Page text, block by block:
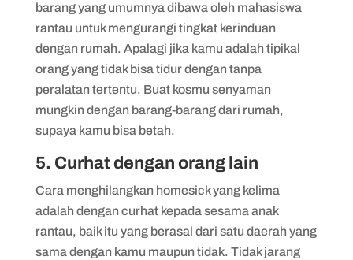
barang yang umumnya dibawa oleh mahasiswa
rantau untuk mengurangi tingkat kerinduan
dengan rumah. Apalagi jika kamu adalah tipikal
orang yang tidak bisa tidur dengan tanpa
peralatan tertentu. Buat kosmu senyaman
mungkin dengan barang-barang dari rumah,
supaya kamu bisa betah.
5. Curhat dengan orang lain
Cara menghilangkan homesick yang kelima
adalah dengan curhat kepada sesama anak
rantau, baik itu yang berasal dari satu daerah yang
sama dengan kamu maupun tidak. Tidak jarang